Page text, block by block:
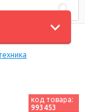
код товара:
993453